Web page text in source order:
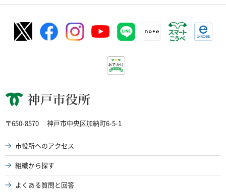
神戸市役所
〒650-8570 神戸市中央区加納町6-5-1
市役所へのアクセス
組織から探す
よくある質問と回答